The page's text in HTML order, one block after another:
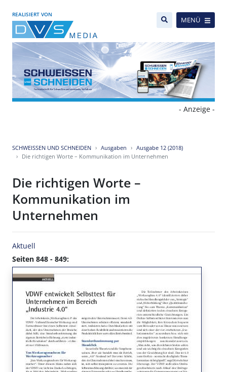
REALISIERT VON
MENÜ
- Anzeige -
SCHWEISSEN UND SCHNEIDEN Ausgaben
Ausgabe 12 (2018)
Die richtigen Worte – Kommunikation im Unternehmen
Die richtigen Worte –
Kommunikation im
Unternehmen
Aktuell
Seiten 848 - 849: